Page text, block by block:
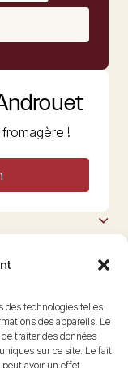
des technologies telles
des appareils. Le
traiter des données
sur ce site. Le fait
avoir un effet
!